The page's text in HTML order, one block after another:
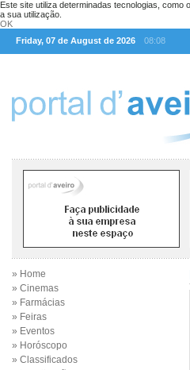
Este site utiliza determinadas tecnologias,
a sua utilização.
OK
Friday, 07 de August de 2026
08:08
» Home
» Cinemas
» Farmácias
» Feiras
» Eventos
» Horóscopo
» Classificados